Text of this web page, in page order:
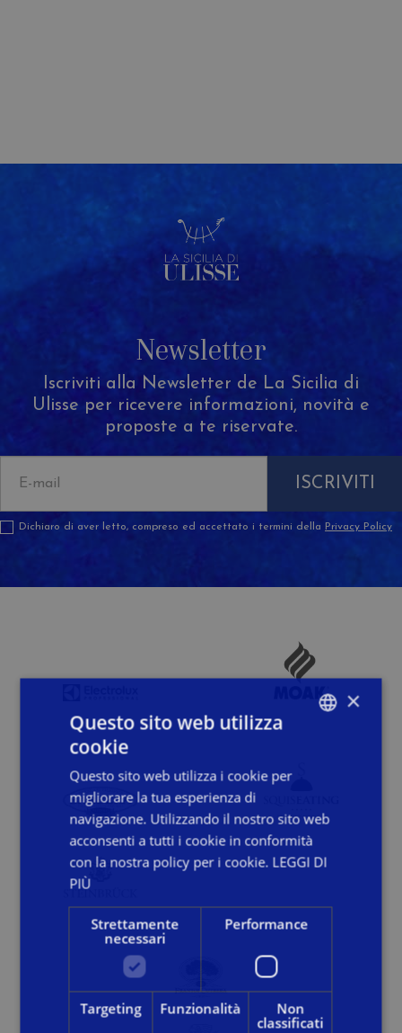
Newsletter
Iscriviti alla Newsletter de La Sicilia di
Ulisse per ricevere informazioni, novità e
proposte a te riservate.
ISCRIVITI
Dichiaro di aver letto, compreso ed accettato i termini della Privacy Policy
FRENCH
×
Questo sito web utilizza
cookie
Questo sito web utilizza i cookie per
migliorare la tua esperienza di
navigazione. Utilizzando il nostro sito web
acconsenti a tutti i cookie in conformità
con la nostra policy per i cookie. LEGGI DI
PIÙ
Strettamente
necessari
Performance
Targeting Funzionalità
Non
classificati